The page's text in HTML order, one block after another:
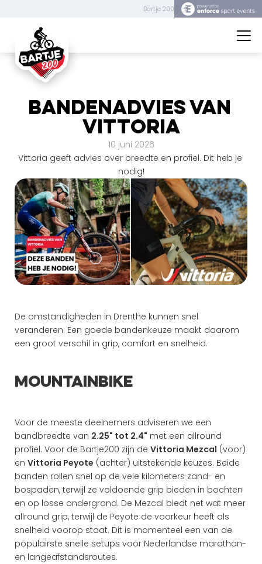
Bandenadvies van
Vittoria
10 juni 2026
Vittoria geeft advies over breedte en profiel. Dit heb je
nodig!
De omstandigheden in Drenthe kunnen snel
veranderen. Een goede bandenkeuze maakt daarom
een groot verschil in grip, comfort en snelheid.
Mountainbike
Voor de meeste deelnemers adviseren we een
bandbreedte van 2.25" tot 2.4" met een allround
profiel. Voor de Bartje200 zijn de Vittoria Mezcal (voor)
en Vittoria Peyote (achter) uitstekende keuzes. Beide
banden rollen snel op de vele kilometers zand- en
bospaden, terwijl ze voldoende grip bieden in bochten
en op losse ondergrond. De Mezcal biedt net wat meer
allround grip, terwijl de Peyote de voorkeur heeft als
snelheid voorop staat. Dit is momenteel een van de
populairste snelle setups voor Nederlandse marathon-
en langeafstandsroutes.
Bartje 200
Bartje 200